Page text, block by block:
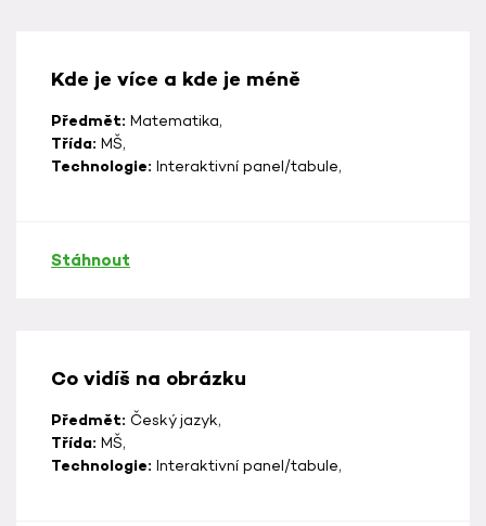
Kde je více a kde je méně
Předmět: Matematika,
Třída: MŠ,
Technologie: Interaktivní panel/tabule,
Stáhnout
Co vidíš na obrázku
Předmět: Český jazyk,
Třída: MŠ,
Technologie: Interaktivní panel/tabule,